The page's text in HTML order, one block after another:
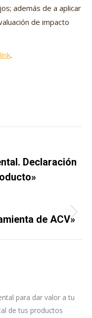
además de a aplicar
de impacto
link.
Declaración
de ACV»
para dar valor a tu
de tus productos